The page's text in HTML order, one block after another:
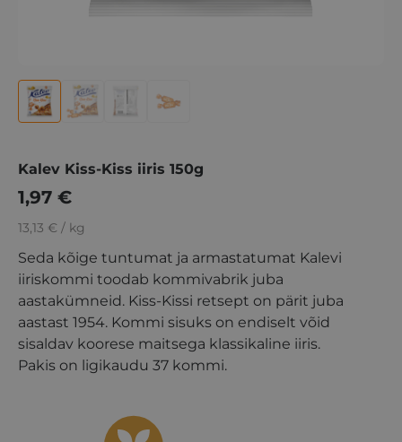
13,13 € / kg
Seda kõige tuntumat ja armastatumat Kalevi
iiriskommi toodab kommivabrik juba
aastakümneid. Kiss-Kissi retsept on pärit juba
aastast 1954. Kommi sisuks on endiselt võid
sisaldav koorese maitsega klassikaline iiris.
Pakis on ligikaudu 37 kommi.
Kalev Kiss-Kiss iiris 150g
1,97 €